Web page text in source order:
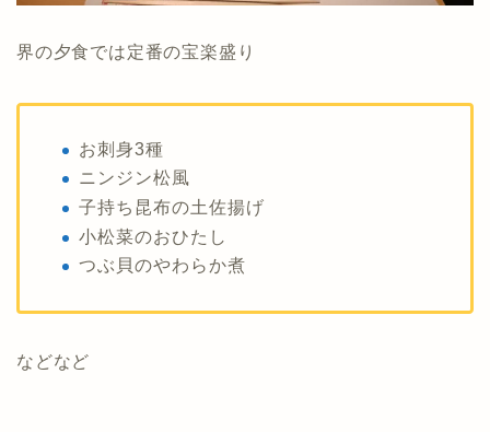
界の夕食では定番の宝楽盛り
お刺身3種
ニンジン松風
子持ち昆布の土佐揚げ
小松菜のおひたし
つぶ貝のやわらか煮
などなど